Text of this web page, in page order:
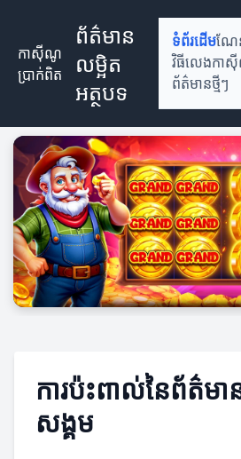
កាស៊ីណូ
ប្រាក់ពិត
ព័ត៌មាន
លម្អិត
អត្ថបទ
ទំព័រដើមណែ
វិធីលេងកា
ព័ត៌មានថ្មីៗ
ការប៉ះពាល់នៃព័ត៌មា
សង្គម